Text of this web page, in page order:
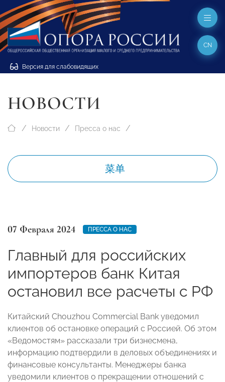
Версия для слабовидящих
CN
НОВОСТИ
Новости Пресса о нас
菜单
07 Февраля 2024 ПРЕССА О НАС
Главный для российских
импортеров банк Китая
остановил все расчеты с РФ
Китайский Chouzhou Commercial Bank уведомил
клиентов об остановке операций с Россией. Об этом
«Ведомостям» рассказали три бизнесмена,
информацию подтвердили в деловых объединениях и
финансовые консультанты. Менеджеры банка
уведомили клиентов о прекращении отношений с